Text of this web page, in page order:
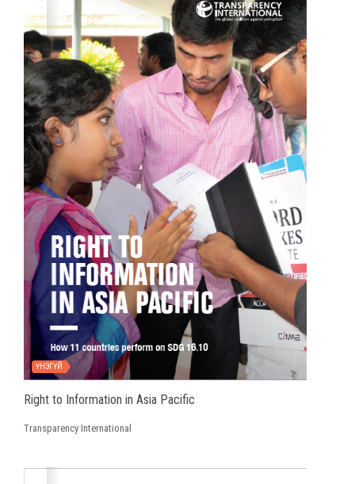
ҮНЭГҮЙ
Right to Information in Asia Pacific
Transparency International